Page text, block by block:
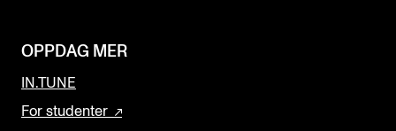
OPPDAG MER
IN.TUNE
For studenter